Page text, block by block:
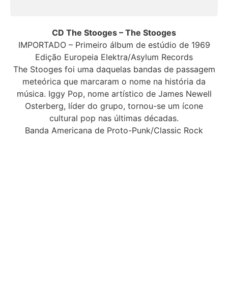
CD The Stooges – The Stooges
IMPORTADO – Primeiro álbum de estúdio de 1969
Edição Europeia Elektra/Asylum Records
The Stooges foi uma daquelas bandas de passagem
meteórica que marcaram o nome na história da
música. Iggy Pop, nome artístico de James Newell
Osterberg, líder do grupo, tornou-se um ícone
cultural pop nas últimas décadas.
Banda Americana de Proto-Punk/Classic Rock